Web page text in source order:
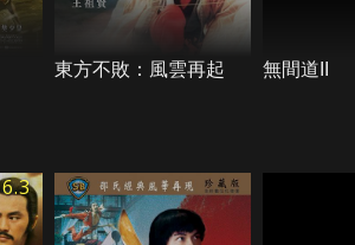
東方不敗：風雲再起 無間道II
6.3